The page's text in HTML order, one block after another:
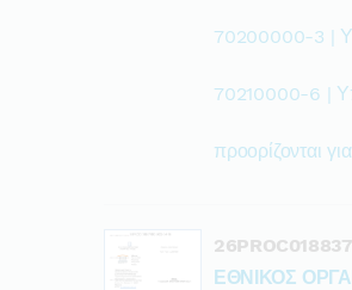
70200000-3 |
70210000-6 |
προορίζονται
ΕΘΝΙΚΟΣ